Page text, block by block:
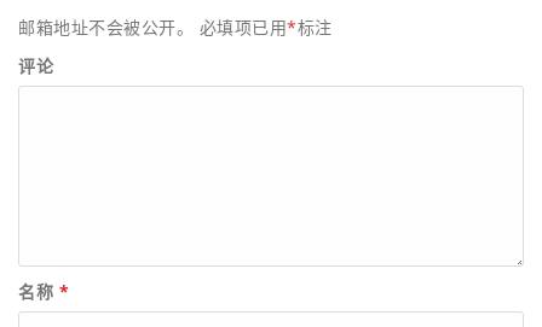
邮箱地址不会被公开。 必填项已用*标注
评论
名称 *